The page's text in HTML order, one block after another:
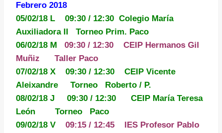
Febrero 2018
05/02/18 L 09:30 / 12:30 Colegio María
Auxiliadora II Torneo Prim. Paco
06/02/18 M 09:30 / 12:30 CEIP Hermanos Gil
Muñiz Taller Paco
07/02/18 X 09:30 / 12:30 CEIP Vicente
Aleixandre Torneo Roberto / P.
08/02/18 J 09:30 / 12:30 CEIP María Teresa
León Torneo Paco
09/02/18 V 09:15 / 12:45 IES Profesor Pablo